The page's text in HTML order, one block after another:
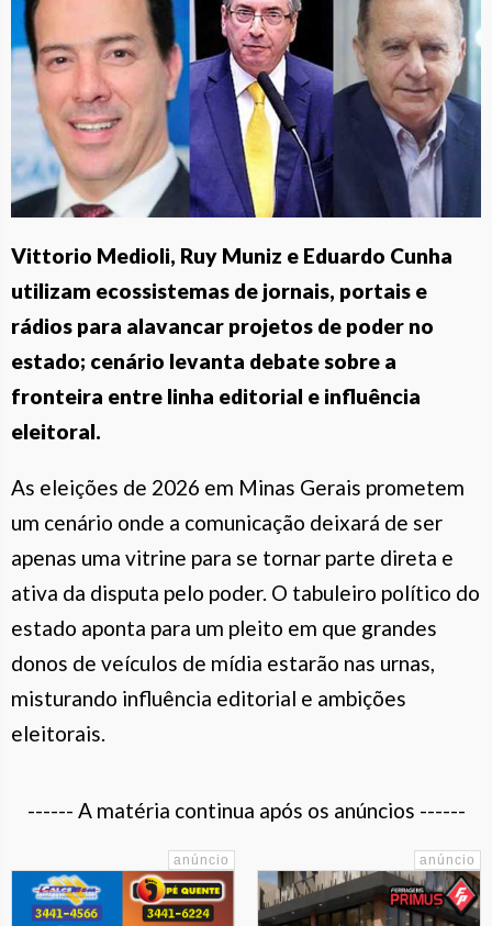
Vittorio Medioli, Ruy Muniz e Eduardo Cunha
utilizam ecossistemas de jornais, portais e
rádios para alavancar projetos de poder no
estado; cenário levanta debate sobre a
fronteira entre linha editorial e influência
eleitoral.
As eleições de 2026 em Minas Gerais prometem
um cenário onde a comunicação deixará de ser
apenas uma vitrine para se tornar parte direta e
ativa da disputa pelo poder. O tabuleiro político do
estado aponta para um pleito em que grandes
donos de veículos de mídia estarão nas urnas,
misturando influência editorial e ambições
eleitorais.
------ A matéria continua após os anúncios ------